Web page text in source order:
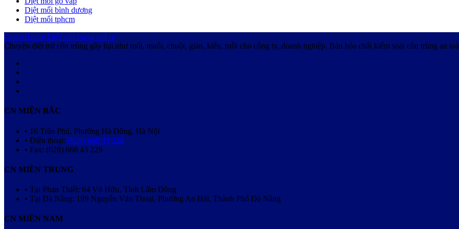
Diệt mối bình dương
Diệt mối tphcm
GreenHouse Diệt côn trùng giá rẻ
Chuyên diệt trừ côn trùng gây hại như mối, muỗi, chuột, gián, kiến, ruồi cho công ty, doanh nghiệp. Bán hóa chất kiểm soát côn trùng an
CN MIỀN BẮC
• 16 Trần Phú, Phường Hà Đông, Hà Nội
• Điện thoại: (028) 668 43 228
• Fax: (028) 668 43 229
CN MIỀN TRUNG
• Tại Phan Thiết: 64 Võ Hữu, Tỉnh Lâm Đồng
• Tại Đà Nẵng: 199 Nguyễn Văn Thoại, Phường An Hải, Thành Phố Đà Nẵng
CN MIỀN NAM